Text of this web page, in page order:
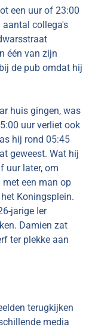
een uur of 23:00
aantal collega's
één van zijn
de pub omdat hij
huis gingen, was
uur verliet ook
hij rond 05:45
geweest. Wat hij
uur later, om
een man op
Koningsplein.
jarige Ier
Damien zat
ter plekke aan
terugkijken
media